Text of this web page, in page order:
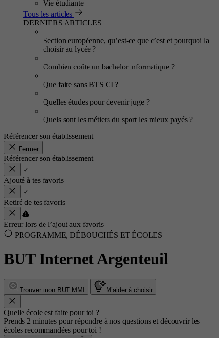
Vie étudiante
Tous les articles
DERNIERS ARTICLES
Section européenne, qu’est-ce que c’est et pourquoi la
choisir au lycée ?
Combien coûte un bachelor informatique ?
Que faire sans BTS CI ?
Quelles études pour devenir juge ?
Quels sont les métiers du sport les mieux payés ?
Référencer son établissement
Fermer
Référencer son établissement
Ajouté à tes favoris
Retiré de tes favoris
Erreur lors de l’ajout aux favoris
PROGRAMME, DÉBOUCHÉS ET ÉCOLES
BUT Internet Argenteuil
Trouver mon BUT MMI M’aider à choisir
Quelle école est faite pour toi ?
Prends 2 minutes pour répondre à nos questions et découvrir les
écoles recommandées pour toi !